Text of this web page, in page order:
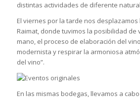
distintas actividades de diferente
El viernes por la tarde nos
Raimat, donde tuvimos la posibilidad de
mano, el proceso de elaboración del
modernista y respirar la armoniosa
del vino”.
En las mismas bodegas, llevamos a